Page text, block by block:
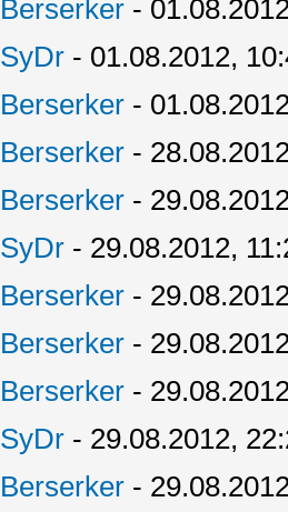
Berserker -
SyDr - 01.08.2012,
Berserker -
Berserker -
Berserker -
SyDr - 29.08.2012,
Berserker -
Berserker -
Berserker -
SyDr - 29.08.2012,
Berserker -